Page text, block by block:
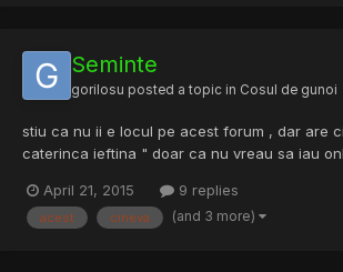
Seminte
gorilosu posted a topic in Cosul de gunoi
stiu ca nu ii e locul pe acest forum , dar are
caterinca ieftina " doar ca nu vreau sa iau
destept sa nu-mi vinzi nutline sau dovleac .
April 21, 2015 9 replies
acest cineva (and 3 more)